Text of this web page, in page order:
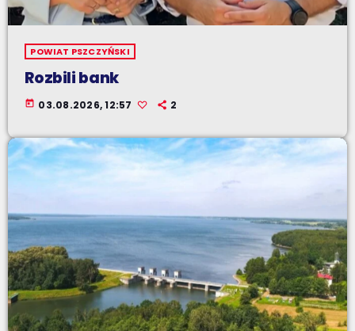
POWIAT PSZCZYŃSKI
Rozbili bank
today 03.08.2026, 12:57 2